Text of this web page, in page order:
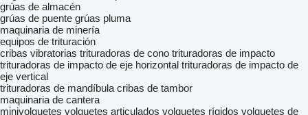
grúas de almacén
grúas de puente grúas pluma
maquinaria de minería
equipos de trituración
cribas vibratorias trituradoras de cono trituradoras de impacto
trituradoras de impacto de eje horizontal trituradoras de impacto de
eje vertical
trituradoras de mandíbula cribas de tambor
maquinaria de cantera
minivolquetes volquetes articulados volquetes rígidos volquetes de